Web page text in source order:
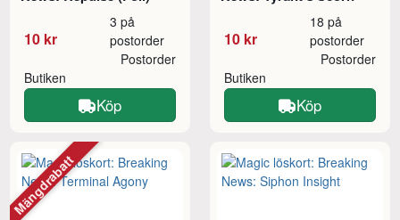
10 kr
3 på
postorder
Butiken
Postorder
Köp
10 kr
18 på
postorder
Butiken
Postorder
Köp
Mängdrabatt